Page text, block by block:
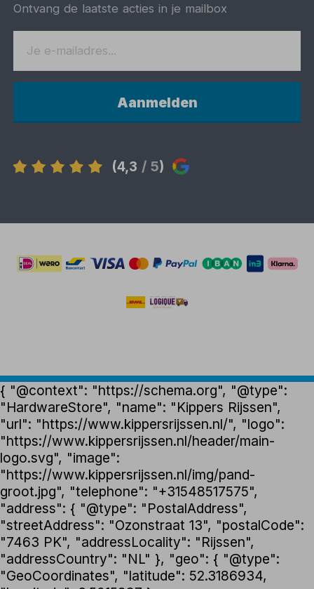
Ontvang de laatste acties in je mailbox
Aanmelden
(4,3 / 5)
{ "@context": "https://schema.org", "@type":
"HardwareStore", "name": "Kippers Rijssen",
"url": "https://www.kippersrijssen.nl/", "logo":
"https://www.kippersrijssen.nl/header/main-
logo.svg", "image":
"https://www.kippersrijssen.nl/img/pand-
groot.jpg", "telephone": "+31548517575",
"address": { "@type": "PostalAddress",
"streetAddress": "Ozonstraat 13", "postalCode":
"7463 PK", "addressLocality": "Rijssen",
"addressCountry": "NL" }, "geo": { "@type":
"GeoCoordinates", "latitude": 52.3186934,